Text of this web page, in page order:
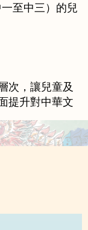
至中三）的兒
次，讓兒童及
提升對中華文